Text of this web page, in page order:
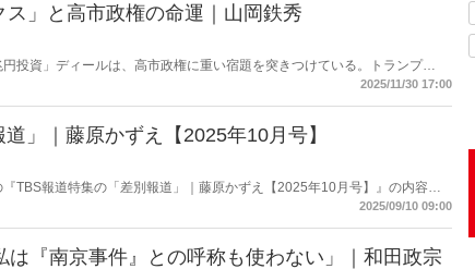
」と高市政権の命運｜山岡鉄秀
投資」ディールは、高市政権に重い宿題を突きつけている。トランプ
るのか──命運は、このパラドックスをどう反転できるかにかかっている。
2025/11/30 17:00
」｜藤原かずえ【2025年10月号】
TBS報道特集の「差別報道」｜藤原かずえ【2025年10月号】』の内容を
2025/09/10 09:00
は『南京事件』との呼称も使わない」｜和田政宗